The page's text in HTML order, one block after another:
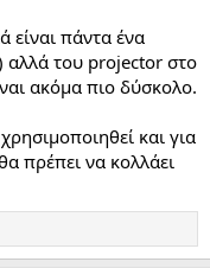
είναι πάντα ένα
αλλά του projector στο
ακόμα πιο δύσκολο.
και για
πρέπει να κολλάει